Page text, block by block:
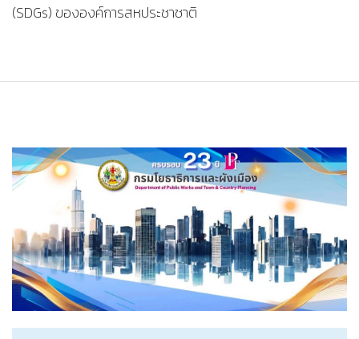
(SDGs) ขององค์การสหประชาชาติ